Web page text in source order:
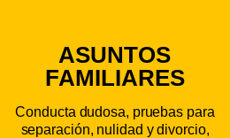
ASUNTOS
FAMILIARES
Conducta dudosa, pruebas para
separación, nulidad y divorcio,